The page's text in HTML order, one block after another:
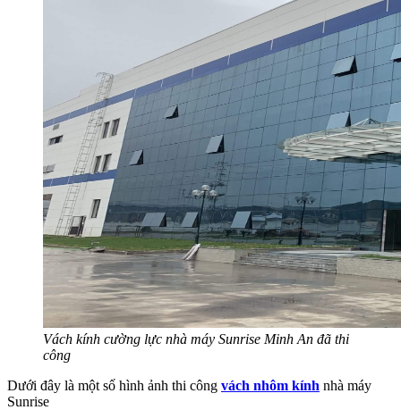
Vách kính cường lực nhà máy Sunrise Minh An đã thi
công
Dưới đây là một số hình ảnh thi công vách nhôm kính nhà máy
Sunrise